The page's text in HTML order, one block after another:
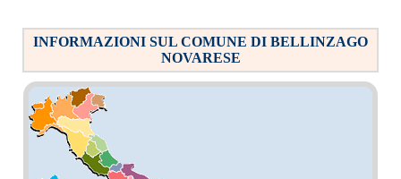
INFORMAZIONI SUL COMUNE DI BELLINZAGO
NOVARESE